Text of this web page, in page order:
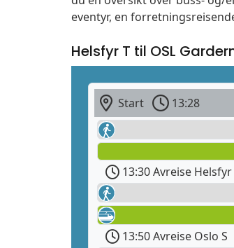
eventyr, en
Helsfyr T til OSL
Start 13:28
13:30 Avreise Helsfyr
13:50 Avreise Oslo S